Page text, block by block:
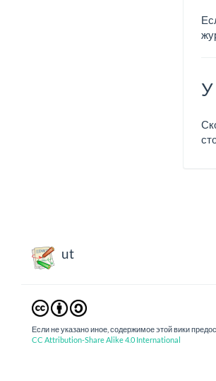
У
ut
Если не указано иное, содержимое этой вики
CC Attribution-Share Alike 4.0 International